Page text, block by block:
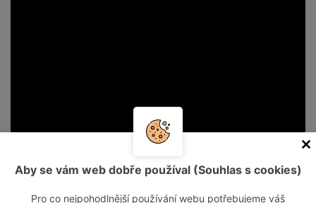
Aby se vám web dobře používal (Souhlas s cookies)
Pro co nejpohodlnější používání webu potřebujeme váš